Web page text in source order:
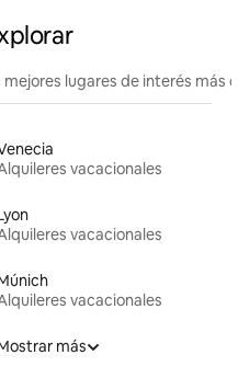
mejores lugares de interés más
vacacionales
vacacionales
vacacionales
más